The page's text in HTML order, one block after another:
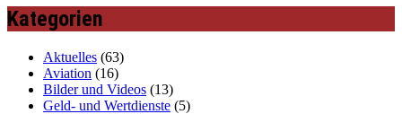
Kategorien
Aktuelles (63)
Aviation (16)
Bilder und Videos (13)
Geld- und Wertdienste (5)